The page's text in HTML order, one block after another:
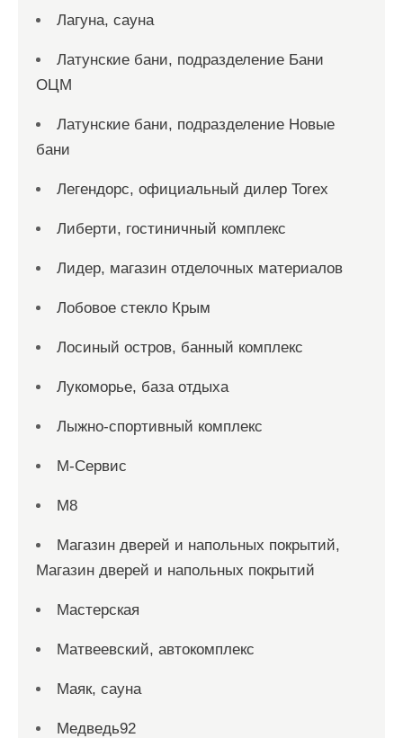
Лагуна, сауна
Латунские бани, подразделение Бани
ОЦМ
Латунские бани, подразделение Новые
бани
Легендорс, официальный дилер Torex
Либерти, гостиничный комплекс
Лидер, магазин отделочных материалов
Лобовое стекло Крым
Лосиный остров, банный комплекс
Лукоморье, база отдыха
Лыжно-спортивный комплекс
М-Сервис
М8
Магазин дверей и напольных покрытий,
Магазин дверей и напольных покрытий
Мастерская
Матвеевский, автокомплекс
Маяк, сауна
Медведь92